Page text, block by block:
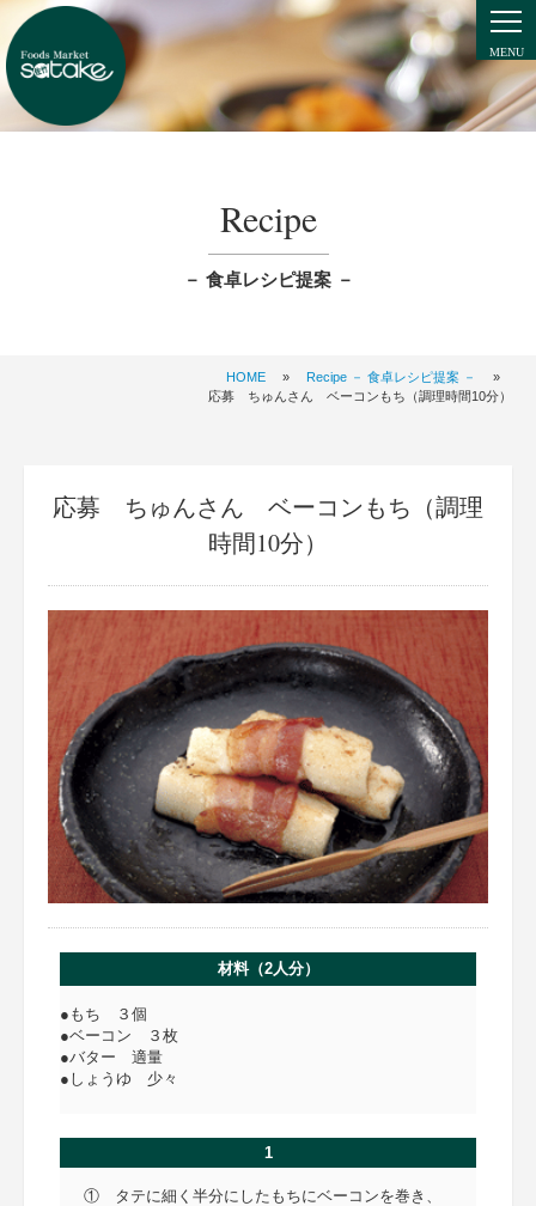
Recipe
－ 食卓レシピ提案 －
HOME » Recipe － 食卓レシピ提案 －
»
応募 ちゅんさん ベーコンもち（調理時間10分）
応募 ちゅんさん ベーコンもち（調理
時間10分）
材料（2人分）
●もち ３個
●ベーコン ３枚
●バター 適量
●しょうゆ 少々
1
① タテに細く半分にしたもちにベーコンを巻き、